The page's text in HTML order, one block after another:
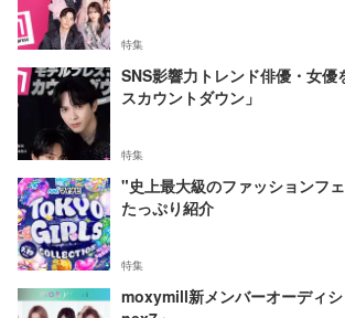
特集
SNS影響力トレンド俳優・女優
スカウントダウン」
特集
"史上最大級のファッションフ
たっぷり紹介
特集
moxymill新メンバーオーディ